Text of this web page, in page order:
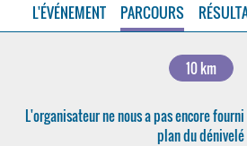
L'ÉVÉNEMENT PARCOURS
10 km
L'organisateur ne nous a pas encore
plan du dénivelé